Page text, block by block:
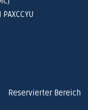
Reservierter Bereich